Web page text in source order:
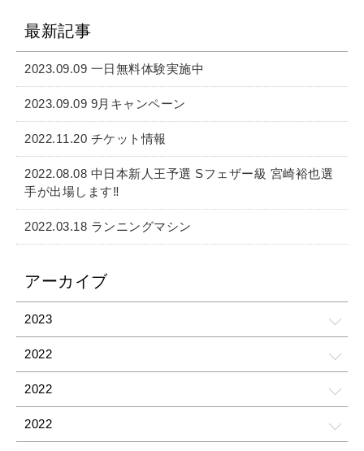
最新記事
2023.09.09 一日無料体験実施中
2023.09.09 9月キャンペーン
2022.11.20 チケット情報
2022.08.08 中日本新人王予選 Sフェザー級 宮崎裕也選
手が出場します‼️
2022.03.18 ランニングマシン
アーカイブ
2023
2022
2022
2022